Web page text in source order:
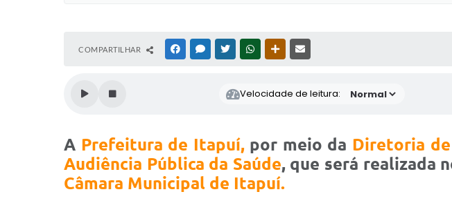
COMPARTILHAR FACEBOOKMESSENGER
TWITTERWHATSAPPOUTRAS MÍDIAS
Velocidade de leitura:
A Prefeitura de Itapuí,por meio da Diretoria de
Audiência Pública da Saúde, que será realizada
Câmara Municipal de Itapuí.